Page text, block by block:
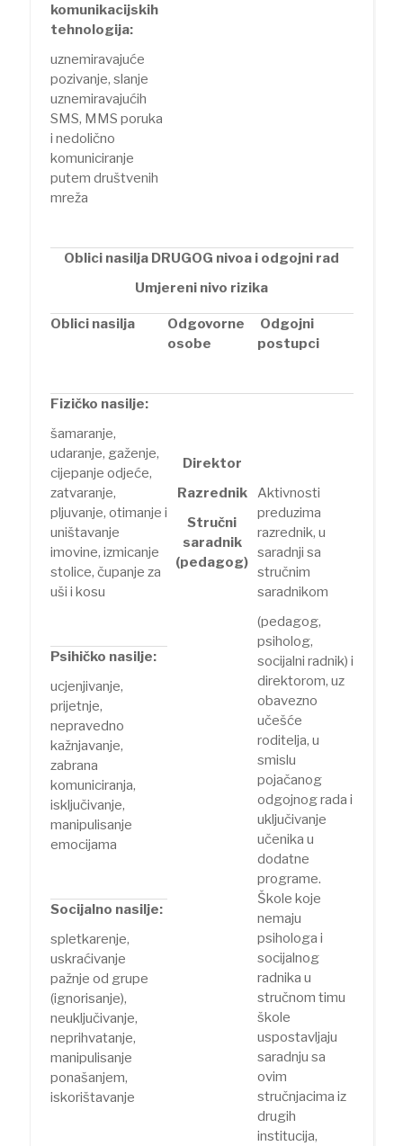
komunikacijskih
tehnologija:
uznemiravajuće
pozivanje, slanje
uznemiravajućih
SMS, MMS poruka
i nedolično
komuniciranje
putem društvenih
mreža
Oblici nasilja DRUGOG nivoa i odgojni rad
Umjereni nivo rizika
Oblici nasilja
Odgovorne
osobe
Odgojni
postupci
Fizičko nasilje:
šamaranje,
udaranje, gaženje,
cijepanje odjeće,
zatvaranje,
pljuvanje, otimanje i
uništavanje
imovine, izmicanje
stolice, čupanje za
uši i kosu
Direktor
Razrednik
Stručni
saradnik
(pedagog)
Aktivnosti
preduzima
razrednik, u
saradnji sa
stručnim
saradnikom
(pedagog,
psiholog,
socijalni radnik) i
direktorom, uz
obavezno
učešće
roditelja, u
smislu
pojačanog
odgojnog rada i
uključivanje
učenika u
dodatne
programe.
Škole koje
nemaju
psihologa i
socijalnog
radnika u
stručnom timu
škole
uspostavljaju
saradnju sa
ovim
stručnjacima iz
drugih
institucija,
Psihičko nasilje:
ucjenjivanje,
prijetnje,
nepravedno
kažnjavanje,
zabrana
komuniciranja,
isključivanje,
manipulisanje
emocijama
Socijalno nasilje:
spletkarenje,
uskraćivanje
pažnje od grupe
(ignorisanje),
neuključivanje,
neprihvatanje,
manipulisanje
ponašanjem,
iskorištavanje